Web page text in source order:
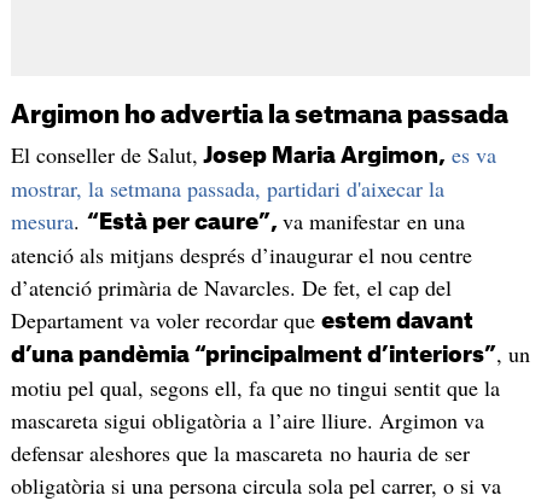
Argimon ho advertia la setmana passada
El conseller de Salut, Josep Maria Argimon, es va
mostrar, la setmana passada, partidari d'aixecar la
mesura. “Està per caure”, va manifestar en una
atenció als mitjans després d’inaugurar el nou centre
d’atenció primària de Navarcles. De fet, el cap del
Departament va voler recordar que estem davant
d’una pandèmia “principalment d’interiors”, un
motiu pel qual, segons ell, fa que no tingui sentit que la
mascareta sigui obligatòria a l’aire lliure. Argimon va
defensar aleshores que la mascareta no hauria de ser
obligatòria si una persona circula sola pel carrer, o si va